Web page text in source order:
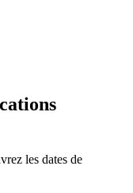
les dates de